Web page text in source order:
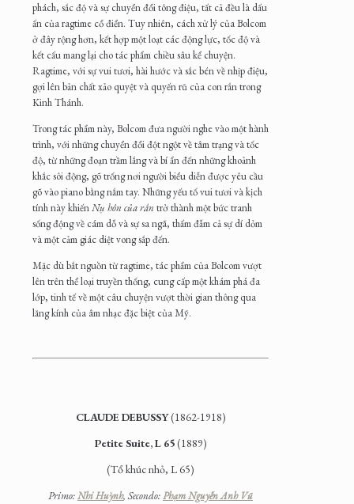
phách, sắc độ và sự chuyển đổi tông điệu, tất cả đều là dấu
ấn của ragtime cổ điển. Tuy nhiên, cách xử lý của Bolcom
ở đây rộng hơn, kết hợp một loạt các động lực, tốc độ và
kết cấu mang lại cho tác phẩm chiều sâu kể chuyện.
Ragtime, với sự vui tươi, hài hước và sắc bén về nhịp điệu,
gợi lên bản chất xảo quyệt và quyến rũ của con rắn trong
Kinh Thánh.
Trong tác phẩm này, Bolcom đưa người nghe vào một hành
trình, với những chuyển đổi đột ngột về tâm trạng và tốc
độ, từ những đoạn trầm lắng và bí ẩn đến những khoảnh
khắc sôi động, gõ trống nơi người biểu diễn được yêu cầu
gõ vào piano bằng nắm tay. Những yếu tố vui tươi và kịch
tính này khiếnNụ hôn của rắn trở thành một bức tranh
sống động về cám dỗ và sự sa ngã, thấm đẫm cả sự dí dỏm
và một cảm giác diệt vong sắp đến.
Mặc dù bắt nguồn từ ragtime, tác phẩm của Bolcom vượt
lên trên thể loại truyền thống, cung cấp một khám phá đa
lớp, tinh tế về một câu chuyện vượt thời gian thông qua
lăng kính của âm nhạc đặc biệt của Mỹ.
CLAUDE DEBUSSY(1862-1918)
Petite Suite, L 65(1889)
(Tổ khúc nhỏ, L 65)
Primo:Nhi Huỳnh, Secondo:Phạm Nguyễn Anh Vũ